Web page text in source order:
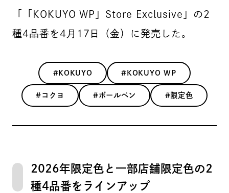
「「KOKUYO WP」Store Exclusive」の2
種4品番を4月17日（金）に発売した。
#KOKUYO #KOKUYO WP
#コクヨ #ボールペン #限定色
2026年限定色と一部店舗限定色の2
種4品番をラインアップ